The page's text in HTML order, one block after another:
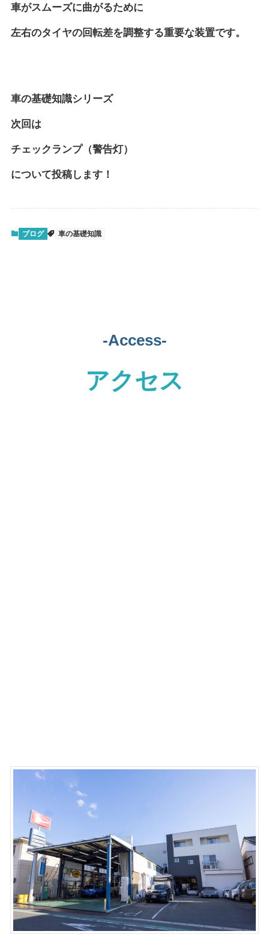
車がスムーズに曲がるために
左右のタイヤの回転差を調整する重要な装置です。
車の基礎知識シリーズ
次回は
チェックランプ（警告灯）
について投稿します！
ブログ 車の基礎知識
-Access-
アクセス